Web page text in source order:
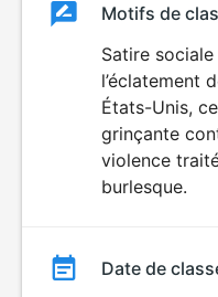
ClassementClassement
Motifs de
Satire
l’éclatement
États-Unis,
grinçante
violence
burlesque.
Date de